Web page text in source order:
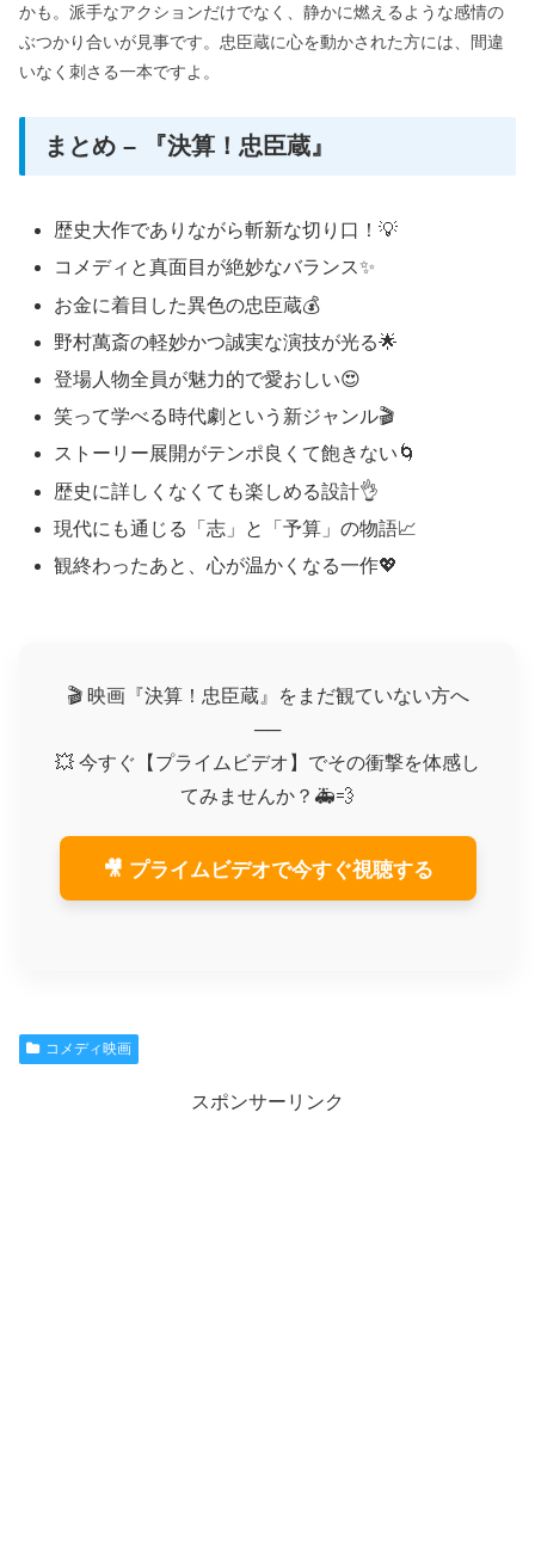
かも。派手なアクションだけでなく、静かに燃えるような感情の
ぶつかり合いが見事です。忠臣蔵に心を動かされた方には、間違
いなく刺さる一本ですよ。
まとめ – 『決算！忠臣蔵』
歴史大作でありながら斬新な切り口！💡
コメディと真面目が絶妙なバランス✨
お金に着目した異色の忠臣蔵💰
野村萬斎の軽妙かつ誠実な演技が光る🌟
登場人物全員が魅力的で愛おしい😍
笑って学べる時代劇という新ジャンル🎬
ストーリー展開がテンポ良くて飽きない🌀
歴史に詳しくなくても楽しめる設計👌
現代にも通じる「志」と「予算」の物語📈
観終わったあと、心が温かくなる一作💖
🎬 映画『決算！忠臣蔵』をまだ観ていない方へ
──
💥 今すぐ【プライムビデオ】でその衝撃を体感し
てみませんか？🚑💨
🎥 プライムビデオで今すぐ視聴する
コメディ映画
スポンサーリンク